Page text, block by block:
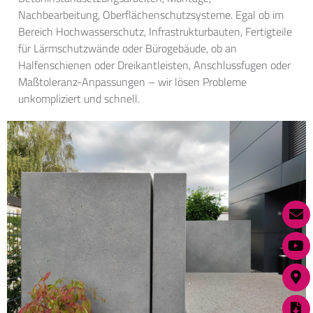
Nachbearbeitung, Oberflächenschutzsysteme. Egal ob im
Bereich Hochwasserschutz, Infrastrukturbauten, Fertigteile
für Lärmschutzwände oder Bürogebäude, ob an
Halfenschienen oder Dreikantleisten, Anschlussfugen oder
Maßtoleranz-Anpassungen – wir lösen Probleme
unkompliziert und schnell.